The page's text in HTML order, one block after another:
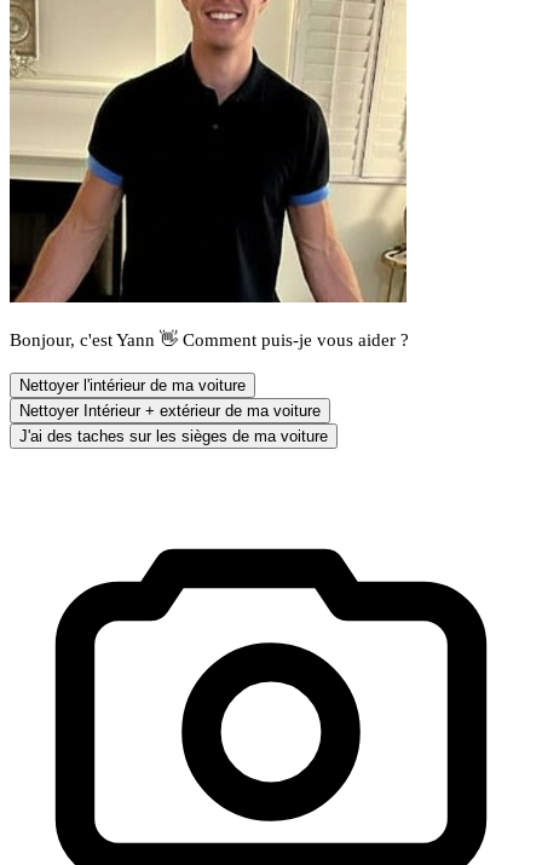
Bonjour, c'est Yann 👋 Comment puis-je vous aider ?
Nettoyer l'intérieur de ma voiture
Nettoyer Intérieur + extérieur de ma voiture
J'ai des taches sur les sièges de ma voiture